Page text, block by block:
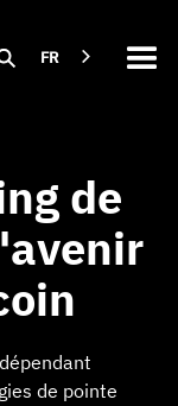
FR
de
de pointe